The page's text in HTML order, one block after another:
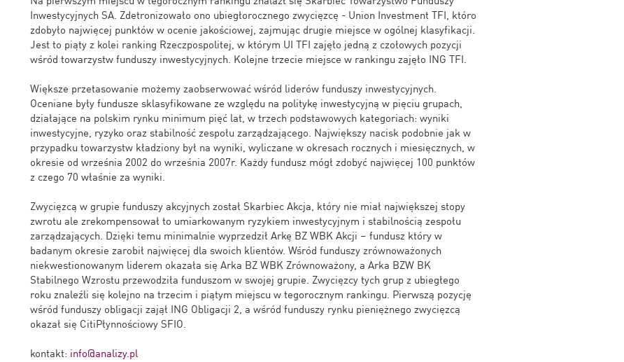
Inwestycyjnych SA. Zdetronizowało ono ubiegłorocznego zwycięzcę - Union Investment TFI, któro
zdobyło najwięcej punktów w ocenie jakościowej, zajmując drugie miejsce w ogólnej klasyfikacji.
Jest to piąty z kolei ranking Rzeczpospolitej, w którym UI TFI zajęło jedną z czołowych pozycji
wśród towarzystw funduszy inwestycyjnych. Kolejne trzecie miejsce w rankingu zajęło ING TFI.
Większe przetasowanie możemy zaobserwować wśród liderów funduszy inwestycyjnych.
Oceniane były fundusze sklasyfikowane ze względu na politykę inwestycyjną w pięciu grupach,
działające na polskim rynku minimum pięć lat, w trzech podstawowych kategoriach: wyniki
inwestycyjne, ryzyko oraz stabilność zespołu zarządzającego. Największy nacisk podobnie jak w
przypadku towarzystw kładziony był na wyniki, wyliczane w okresach rocznych i miesięcznych, w
okresie od września 2002 do września 2007r. Każdy fundusz mógł zdobyć najwięcej 100 punktów
z czego 70 właśnie za wyniki.
Zwycięzcą w grupie funduszy akcyjnych został Skarbiec Akcja, który nie miał największej stopy
zwrotu ale zrekompensował to umiarkowanym ryzykiem inwestycyjnym i stabilnością zespołu
zarządzających. Dzięki temu minimalnie wyprzedził Arkę BZ WBK Akcji – fundusz który w
badanym okresie zarobił najwięcej dla swoich klientów. Wśród funduszy zrównoważonych
niekwestionowanym liderem okazała się Arka BZ WBK Zrównoważony, a Arka BZW BK
Stabilnego Wzrostu przewodziła funduszom w swojej grupie. Zwycięzcy tych grup z ubiegłego
roku znaleźli się kolejno na trzecim i piątym miejscu w tegorocznym rankingu. Pierwszą pozycję
wśród funduszy obligacji zajął ING Obligacji 2, a wśród funduszy rynku pieniężnego zwycięzcą
okazał się CitiPłynnościowy SFIO.
kontakt: info@analizy.pl